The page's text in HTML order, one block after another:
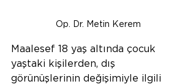
Op. Dr. Metin Kerem
Maalesef 18 yaş altında çocuk
yaştaki kişilerden, dış
görünüşlerinin değişimiyle ilgili